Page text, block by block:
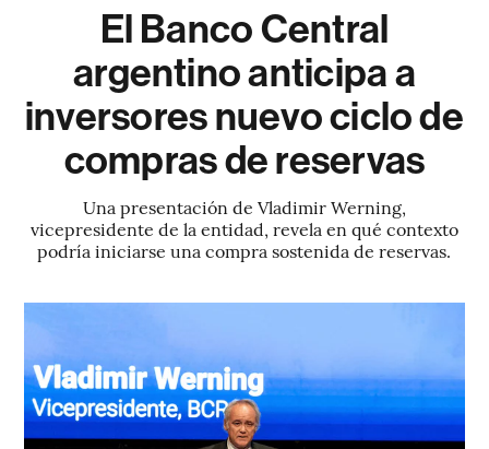
El Banco Central
argentino anticipa a
inversores nuevo ciclo de
compras de reservas
Una presentación de Vladimir Werning,
vicepresidente de la entidad, revela en qué contexto
podría iniciarse una compra sostenida de reservas.